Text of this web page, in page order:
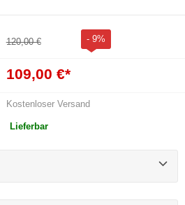
120,00 € - 9%
109,00 €*
Kostenloser Versand
Lieferbar